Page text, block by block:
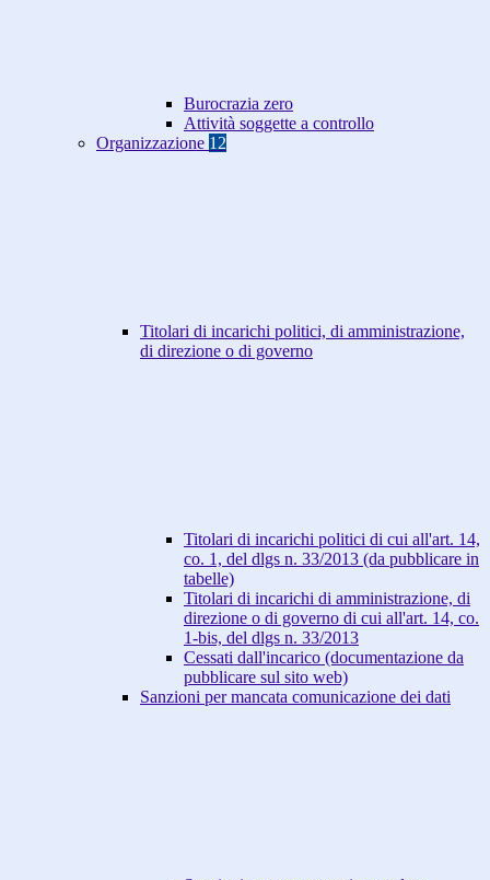
Burocrazia zero
Attività soggette a controllo
Organizzazione 12
Titolari di incarichi politici, di amministrazione,
di direzione o di governo
Titolari di incarichi politici di cui all'art. 14,
co. 1, del dlgs n. 33/2013 (da pubblicare in
tabelle)
Titolari di incarichi di amministrazione, di
direzione o di governo di cui all'art. 14, co.
1-bis, del dlgs n. 33/2013
Cessati dall'incarico (documentazione da
pubblicare sul sito web)
Sanzioni per mancata comunicazione dei dati